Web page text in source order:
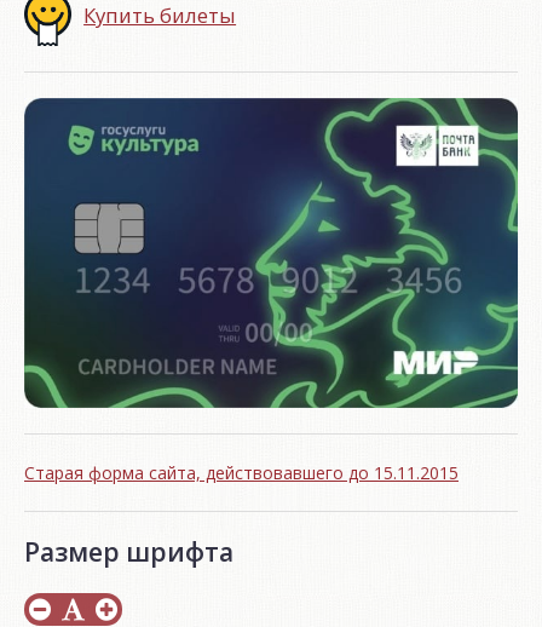
Купить билеты
Старая форма сайта, действовавшего до 15.11.2015
Размер шрифта